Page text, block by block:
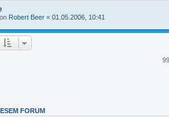
Robert Beer « 01.05.2006, 10:41
FORUM